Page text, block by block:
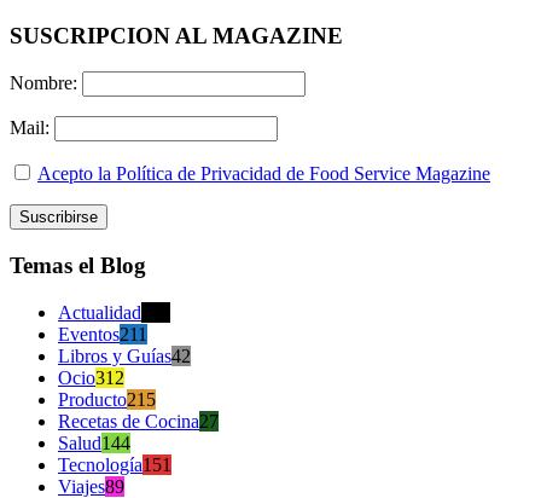
SUSCRIPCION AL MAGAZINE
Nombre:
Mail:
Acepto la Política de Privacidad de Food Service Magazine
Temas el Blog
Actualidad
Eventos211
Libros y Guías42
Ocio312
Producto215
Recetas de Cocina27
Salud144
Tecnología151
Viajes89